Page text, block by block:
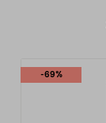
-69%